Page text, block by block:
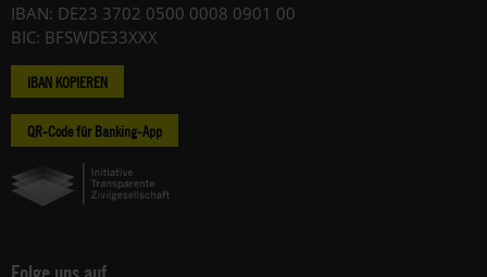
IBAN: DE23 3702 0500 0008 0901 00
BIC: BFSWDE33XXX
IBAN KOPIEREN
QR-Code für Banking-App